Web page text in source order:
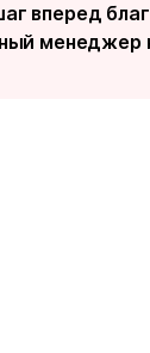
вперед
менеджер